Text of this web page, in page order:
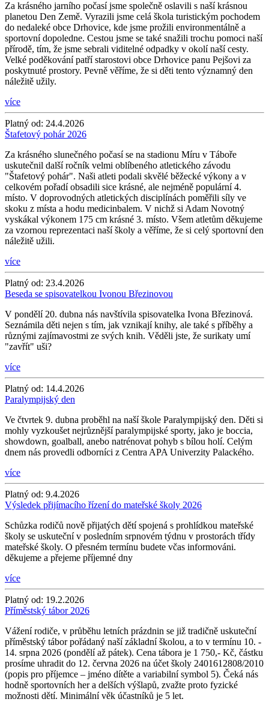
Za krásného jarního počasí jsme společně oslavili s naší krásnou
planetou Den Země. Vyrazili jsme celá škola turistickým pochodem
do nedaleké obce Drhovice, kde jsme prožili environmentálně a
sportovní dopoledne. Cestou jsme se také snažili trochu pomoci naší
přírodě, tím, že jsme sebrali viditelné odpadky v okolí naší cesty.
Velké poděkování patří starostovi obce Drhovice panu Pejšovi za
poskytnuté prostory. Pevně věříme, že si děti tento významný den
náležitě užily.
více
Platný od: 24.4.2026
Štafetový pohár 2026
Za krásného slunečného počasí se na stadionu Míru v Táboře
uskutečnil další ročník velmi oblíbeného atletického závodu
"Štafetový pohár". Naši atleti podali skvělé běžecké výkony a v
celkovém pořadí obsadili sice krásné, ale nejméně populární 4.
místo. V doprovodných atletických disciplínách poměřili síly ve
skoku z místa a hodu medicinbalem. V nichž si Adam Novotný
vyskákal výkonem 175 cm krásné 3. místo. Všem atletům děkujeme
za vzornou reprezentaci naší školy a věříme, že si celý sportovní den
náležitě užili.
více
Platný od: 23.4.2026
Beseda se spisovatelkou Ivonou Březinovou
V pondělí 20. dubna nás navštívila spisovatelka Ivona Březinová.
Seznámila děti nejen s tím, jak vznikají knihy, ale také s příběhy a
různými zajímavostmi ze svých knih. Věděli jste, že surikaty umí
"zavřít" uši?
více
Platný od: 14.4.2026
Paralympijský den
Ve čtvrtek 9. dubna proběhl na naší škole Paralympijský den. Děti si
mohly vyzkoušet nejrůznější paralympijské sporty, jako je boccia,
showdown, goalball, anebo natrénovat pohyb s bílou holí. Celým
dnem nás provedli odborníci z Centra APA Univerzity Palackého.
více
Platný od: 9.4.2026
Výsledek přijímacího řízení do mateřské školy 2026
Schůzka rodičů nově přijatých dětí spojená s prohlídkou mateřské
školy se uskuteční v posledním srpnovém týdnu v prostorách třídy
mateřské školy. O přesném termínu budete včas informováni.
děkujeme a přejeme příjemné dny
více
Platný od: 19.2.2026
Příměstský tábor 2026
Vážení rodiče, v průběhu letních prázdnin se již tradičně uskuteční
příměstský tábor pořádaný naší základní školou, a to v termínu 10. -
14. srpna 2026 (pondělí až pátek). Cena tábora je 1 750,- Kč, částku
prosíme uhradit do 12. června 2026 na účet školy 2401612808/2010
(popis pro příjemce – jméno dítěte a variabilní symbol 5). Čeká nás
hodně sportovních her a delších výšlapů, zvažte proto fyzické
možnosti dětí. Minimální věk účastníků je 5 let.